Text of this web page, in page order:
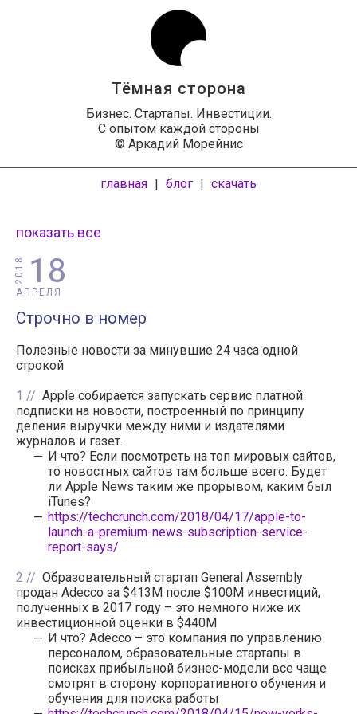
Тёмная сторона
Бизнес. Стартапы. Инвестиции.
С опытом каждой стороны
© Аркадий Морейнис
главная | блог | скачать
показать все
18
АПРЕЛЯ
2018
Строчно в номер
Полезные новости за минувшие 24 часа одной
строкой
1
Apple собирается запускать сервис платной
подписки на новости, построенный по принципу
деления выручки между ними и издателями
журналов и газет.
И что? Если посмотреть на топ мировых сайтов,
то новостных сайтов там больше всего. Будет
ли Apple News таким же прорывом, каким был
iTunes?
https://techcrunch.com/2018/04/17/apple-to-
launch-a-premium-news-subscription-service-
report-says/
2
Образовательный стартап General Assembly
продан Adecco за $413M после $100M инвестиций,
полученных в 2017 году – это немного ниже их
инвестиционной оценки в $440M
И что? Adecco – это компания по управлению
персоналом, образовательные стартапы в
поисках прибыльной бизнес-модели все чаще
смотрят в сторону корпоративного обучения и
обучения для поиска работы